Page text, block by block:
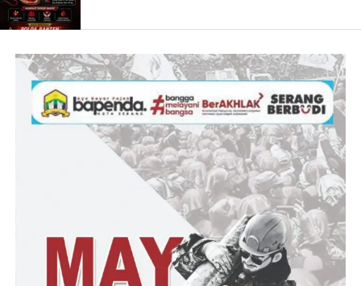
Selain itu, warga diajak untuk tetap tenang dan ikuti aturan yang
sesudah pergantian tahun, serta bekerja sama dengan aparat yang
bertugas.
Kapolsek Panimbang Iptu Asep Jamaludin SH juga mengimbau
agar masyarakat selalu melaporkan kepada aparat terkait segala
bentuk kejadian yang dianggap mencurigakan demi menjaga